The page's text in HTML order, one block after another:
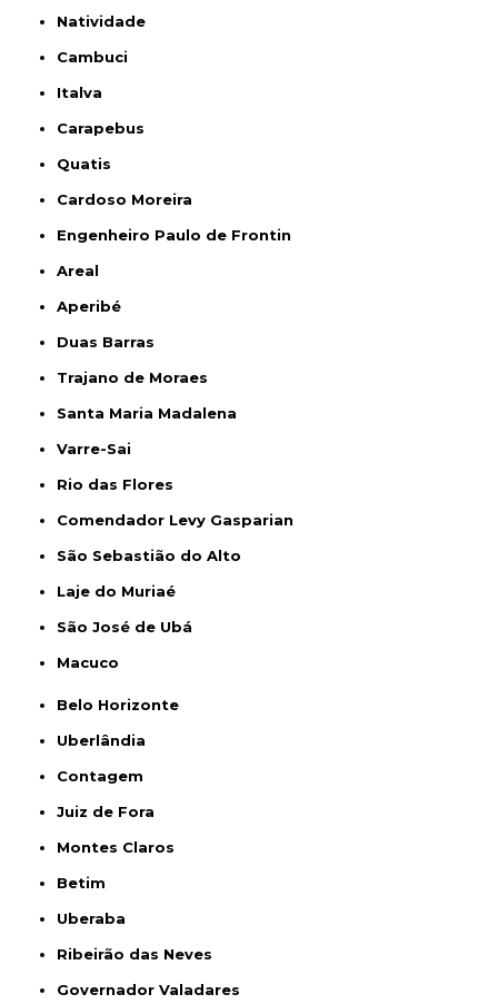
Natividade
Cambuci
Italva
Carapebus
Quatis
Cardoso Moreira
Engenheiro Paulo de Frontin
Areal
Aperibé
Duas Barras
Trajano de Moraes
Santa Maria Madalena
Varre-Sai
Rio das Flores
Comendador Levy Gasparian
São Sebastião do Alto
Laje do Muriaé
São José de Ubá
Macuco
Belo Horizonte
Uberlândia
Contagem
Juiz de Fora
Montes Claros
Betim
Uberaba
Ribeirão das Neves
Governador Valadares